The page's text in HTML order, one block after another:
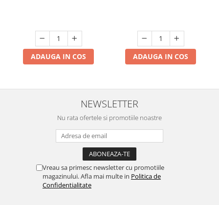
ADAUGA IN COS ADAUGA IN COS
NEWSLETTER
Nu rata ofertele si promotiile noastre
Vreau sa primesc newsletter cu promotiile
magazinului. Afla mai multe in Politica de
Confidentialitate